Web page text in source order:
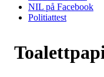
NIL på Facebook
Politiattest